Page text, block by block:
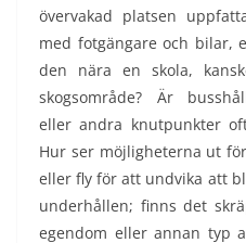
övervakad platsen
med fotgängare och bilar,
den nära en skola,
skogsområde? Är
eller andra knutpunkter
Hur ser möjligheterna ut
eller fly för att undvika att
underhållen; finns det
egendom eller annan typ